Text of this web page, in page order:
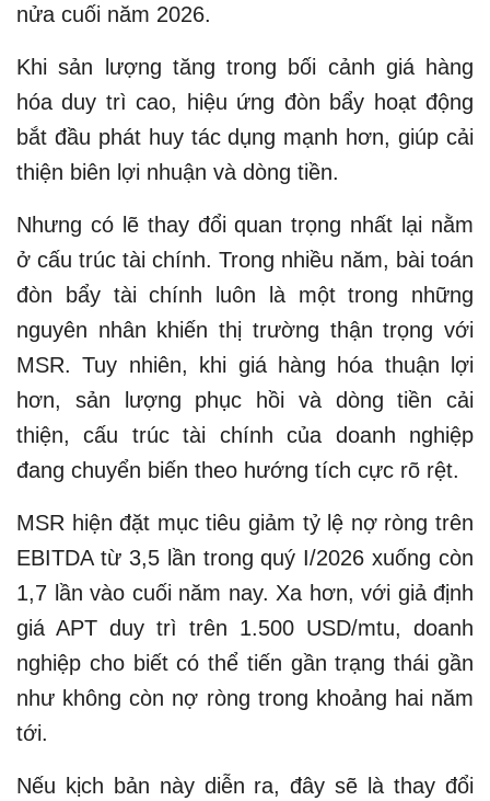
nửa cuối năm 2026.
Khi sản lượng tăng trong bối cảnh giá hàng
hóa duy trì cao, hiệu ứng đòn bẩy hoạt động
bắt đầu phát huy tác dụng mạnh hơn, giúp cải
thiện biên lợi nhuận và dòng tiền.
Nhưng có lẽ thay đổi quan trọng nhất lại nằm
ở cấu trúc tài chính. Trong nhiều năm, bài toán
đòn bẩy tài chính luôn là một trong những
nguyên nhân khiến thị trường thận trọng với
MSR. Tuy nhiên, khi giá hàng hóa thuận lợi
hơn, sản lượng phục hồi và dòng tiền cải
thiện, cấu trúc tài chính của doanh nghiệp
đang chuyển biến theo hướng tích cực rõ rệt.
MSR hiện đặt mục tiêu giảm tỷ lệ nợ ròng trên
EBITDA từ 3,5 lần trong quý I/2026 xuống còn
1,7 lần vào cuối năm nay. Xa hơn, với giả định
giá APT duy trì trên 1.500 USD/mtu, doanh
nghiệp cho biết có thể tiến gần trạng thái gần
như không còn nợ ròng trong khoảng hai năm
tới.
Nếu kịch bản này diễn ra, đây sẽ là thay đổi